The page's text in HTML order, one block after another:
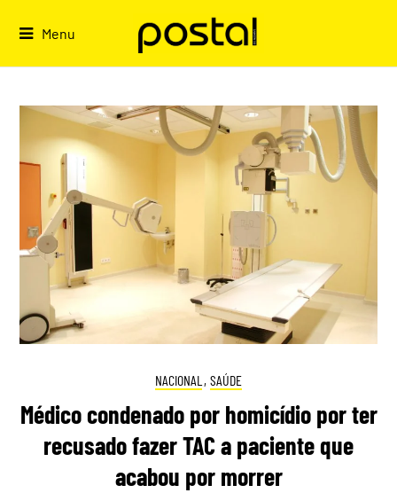
Menu
NACIONAL , SAÚDE
Médico condenado por homicídio por ter
recusado fazer TAC a paciente que
acabou por morrer